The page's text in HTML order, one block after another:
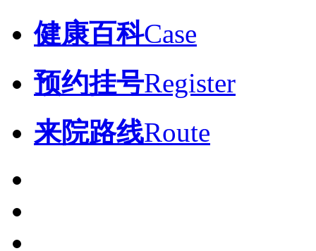
健康百科Case
预约挂号Register
来院路线Route